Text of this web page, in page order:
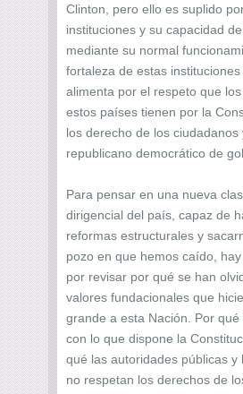
Clinton, pero ello es suplido
instituciones y su capacidad
mediante su normal
fortaleza de estas
alimenta por el respeto que
estos países tienen por la
los derecho de los ciudadanos
republicano democrático de
Para pensar en una nueva
dirigencial del país, capaz de
reformas estructurales y
pozo en que hemos caído,
por revisar por qué se han
valores fundacionales que
grande a esta Nación. Por qué
con lo que dispone la
qué las autoridades públicas y
no respetan los derechos de